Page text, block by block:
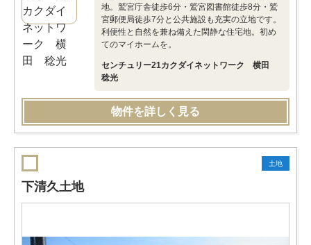
地。鷲宮庁舎徒歩6分・鷲宮図書館徒歩8分・鷲
宮郵便局徒歩7分と公共施設も充実の立地です。
利便性と自然を兼ね備えた閑静な住宅地。初め
てのマイホームを。
センチュリー21カクダイネットワーク 横田
稔光
物件を詳しく見る
土地
下清久土地